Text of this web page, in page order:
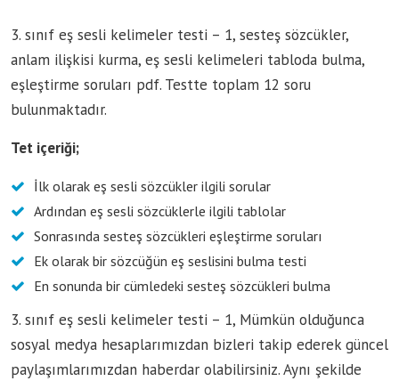
3. sınıf eş sesli kelimeler testi – 1, sesteş sözcükler,
anlam ilişkisi kurma, eş sesli kelimeleri tabloda bulma,
eşleştirme soruları pdf. Testte toplam 12 soru
bulunmaktadır.
Tet içeriği;
İlk olarak eş sesli sözcükler ilgili sorular
Ardından eş sesli sözcüklerle ilgili tablolar
Sonrasında sesteş sözcükleri eşleştirme soruları
Ek olarak bir sözcüğün eş seslisini bulma testi
En sonunda bir cümledeki sesteş sözcükleri bulma
3. sınıf eş sesli kelimeler testi – 1, Mümkün olduğunca
sosyal medya hesaplarımızdan bizleri takip ederek güncel
paylaşımlarımızdan haberdar olabilirsiniz. Aynı şekilde